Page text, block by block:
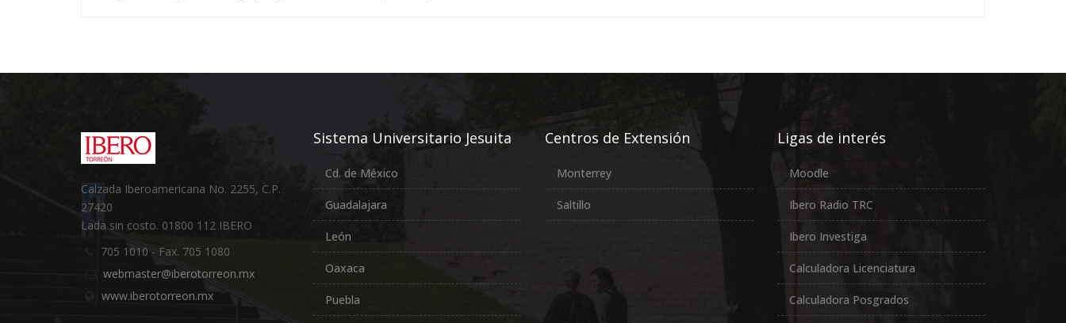
Calzada Iberoamericana No. 2255, C.P.
27420
Lada sin costo. 01800 112 IBERO
705 1010 - Fax. 705 1080
webmaster@iberotorreon.mx
www.iberotorreon.mx
Sistema Universitario Jesuita
Cd. de México
Guadalajara
León
Oaxaca
Puebla
Centros de Extensión
Monterrey
Saltillo
Ligas de interés
Moodle
Ibero Radio TRC
Ibero Investiga
Calculadora Licenciatura
Calculadora Posgrados